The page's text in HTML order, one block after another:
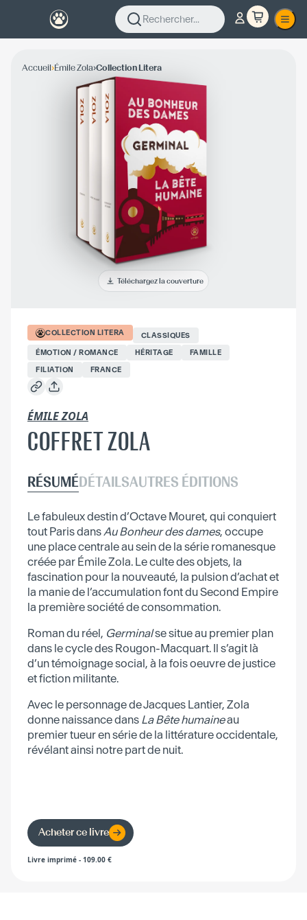
Rechercher...
Accueil›Émile Zola›Collection Litera
Téléchargez la couverture
COLLECTION LITERA
CLASSIQUES
ÉMOTION / ROMANCE
HÉRITAGE
FAMILLE
FILIATION
FRANCE
ÉMILE ZOLA
COFFRET ZOLA
RÉSUMÉDÉTAILSAUTRES ÉDITIONS
Le fabuleux destin d’Octave Mouret, qui conquiert
tout Paris dans Au Bonheur des dames, occupe
une place centrale au sein de la série romanesque
créée par Émile Zola. Le culte des objets, la
fascination pour la nouveauté, la pulsion d’achat et
la manie de l’accumulation font du Second Empire
la première société de consommation.
Roman du réel, Germinalse situe au premier plan
dans le cycle des Rougon-Macquart. Il s’agit là
d’un témoignage social, à la fois oeuvre de justice
et fiction militante.
Avec le personnage de Jacques Lantier, Zola
donne naissance dans La Bête humaineau
premier tueur en série de la littérature occidentale,
révélant ainsi notre part de nuit.
Acheter ce livre
Livre imprimé - 109.00 €